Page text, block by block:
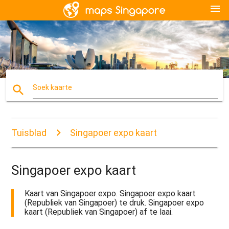
menu
search Soek kaarte
Tuisblad Singapoer expo kaart
Singapoer expo kaart
Kaart van Singapoer expo. Singapoer expo kaart
(Republiek van Singapoer) te druk. Singapoer expo
kaart (Republiek van Singapoer) af te laai.